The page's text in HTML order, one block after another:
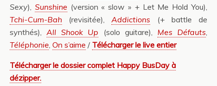
Sexy), Sunshine (version « slow » + Let Me Hold You),
Tchi-Cum-Bah (revisitée),Addictions (+ battle de
synthés),All Shook Up (solo guitare), Mes Défauts,
Téléphonie, On s’aime / Télécharger le live entier
Télécharger le dossier complet Happy BusDay à
dézipper.